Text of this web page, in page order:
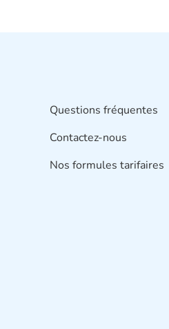
Questions fréquentes
Contactez-nous
Nos formules tarifaires